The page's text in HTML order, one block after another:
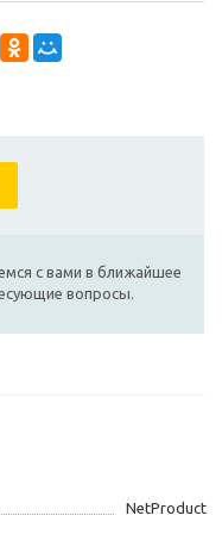
с вами в ближайшее
вопросы.
NetProduct